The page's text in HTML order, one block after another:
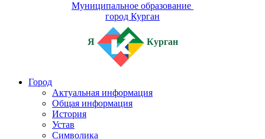
Муниципальное образование
город Курган
Я Курган
Город
Актуальная информация
Общая информация
История
Устав
Символика